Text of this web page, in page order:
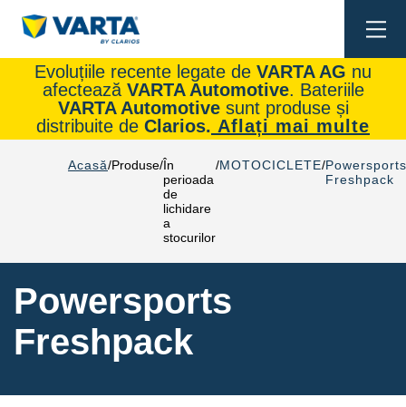
Evoluțiile recente legate de VARTA AG nu
afectează VARTA Automotive. Bateriile
VARTA Automotivesunt produse și
distribuite de Clarios. Aflați mai multe
Acasă Produse În
perioada
de
lichidare
a
stocurilor
MOTOCICLETE Powersports
Freshpack
Powersports
Freshpack